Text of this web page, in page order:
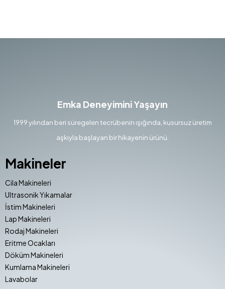
Emka Deneyimini Yaşayın
1999 yılından beri süregelen tecrübenin ışığında, kusursuz üretim
aşkıyla başlayan bir hikayenin ürünü.
Makineler
Cila Makineleri
Ultrasonik Yıkamalar
İstim Makineleri
Lap Makineleri
Rodaj Makineleri
Eritme Ocakları
Döküm Makineleri
Kumlama Makineleri
Lavabolar